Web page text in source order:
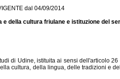
dal 04/09/2014
e della cultura friulane e istituzione del
di Udine, istituita ai sensi dell'articolo
cultura, della lingua, delle tradizioni e